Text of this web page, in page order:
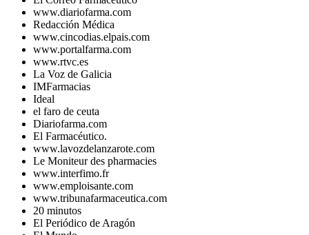
www.diariofarma.com
Redacción Médica
www.cincodias.elpais.com
www.portalfarma.com
www.rtvc.es
La Voz de Galicia
IMFarmacias
Ideal
el faro de ceuta
Diariofarma.com
El Farmacéutico.
www.lavozdelanzarote.com
Le Moniteur des pharmacies
www.interfimo.fr
www.emploisante.com
www.tribunafarmaceutica.com
20 minutos
El Periódico de Aragón